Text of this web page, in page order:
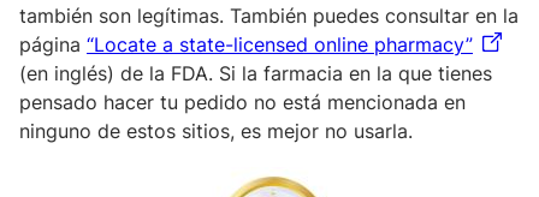
también son legítimas. También puedes consultar en la
página “Locate a state-licensed online pharmacy”
(en inglés) de la FDA. Si la farmacia en la que tienes
pensado hacer tu pedido no está mencionada en
ninguno de estos sitios, es mejor no usarla.